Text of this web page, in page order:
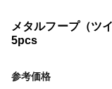
メタルフープ（ツ
5pcs
参考価格